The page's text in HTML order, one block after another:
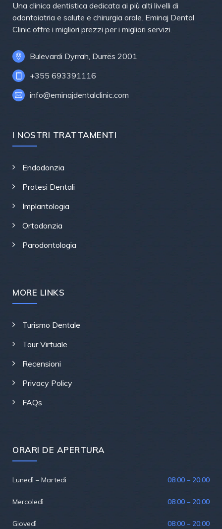
Una clinica dentistica dedicata ai più alti livelli di
odontoiatria e salute e chirurgia orale. Eminaj Dental
Clinic offre i migliori prezzi per i migliori servizi.
Bulevardi Dyrrah, Durrës 2001
+355 693391116
info@eminajdentalclinic.com
I NOSTRI TRATTAMENTI
Endodonzia
Protesi Dentali
Implantologia
Ortodonzia
Parodontologia
MORE LINKS
Turismo Dentale
Tour Virtuale
Recensioni
Privacy Policy
FAQs
ORARI DE APERTURA
Lunedì – Martedi 08:00 – 20:00
Mercoledì 08:00 – 20:00
Giovedì 08:00 – 20:00